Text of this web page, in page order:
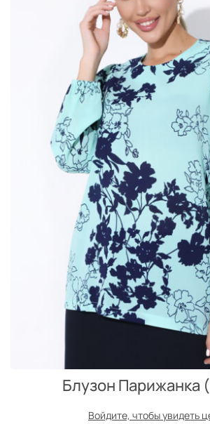
Блузон Парижанка
Войдите, чтобы увидеть